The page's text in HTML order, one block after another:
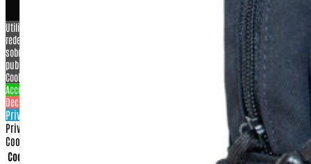
Utilizamos cookies para personalizar conteúdo e anúncios, oferecer recursos de
redes sociais e analisar o nosso tráfego. Também compartilhamos informações
sobre a sua utilização do nosso site com os nossos parceiros de redes sociais,
publicidade e análise.
Cookies settings
Accept
Decline
Privacy & Cookie policy
Privacy & Cookies policy
Cookies list
Cookie name